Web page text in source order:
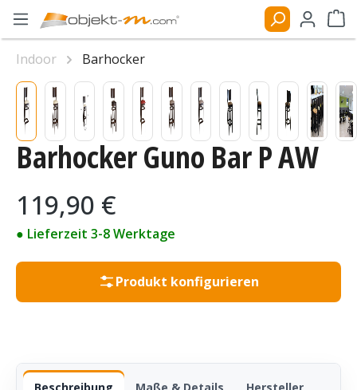
Zum Hauptinhalt springen
Barhocker Guno Bar P AW
Regulärer Preis:
119,90 €
● Lieferzeit 3-8 Werktage
Produkt konfigurieren
Indoor
Barhocker
Bildergalerie überspringen